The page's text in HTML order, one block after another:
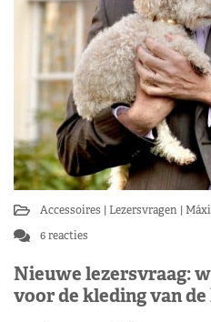
Accessoires Lezersvragen
6 reacties
Nieuwe lezersvraag:
voor de kleding van